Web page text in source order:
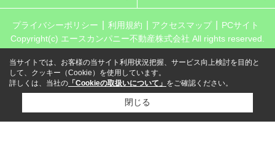
プライバシーポリシー 利用規約 アクセスマップ
PCサイト
Copyright(c) エースカンパニー不動産株式会社 All rights reserved.
当サイトでは、お客様の当サイト利用状況把握、サービス向上検討を目的と
して、クッキー（Cookie）を使用しています。
詳しくは、当社の 「Cookieの取扱いについて」 をご確認ください。
閉じる